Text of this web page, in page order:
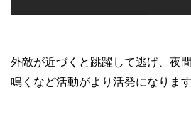
外敵が近づくと跳躍して逃げ、夜
鳴くなど活動がより活発になります